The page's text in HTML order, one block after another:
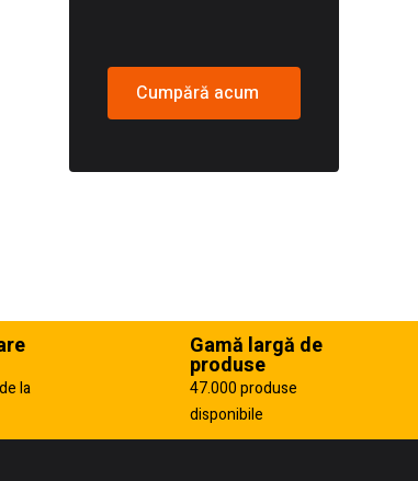
Cumpără acum
la
Gamă largă de
produse
47.000 produse
disponibile